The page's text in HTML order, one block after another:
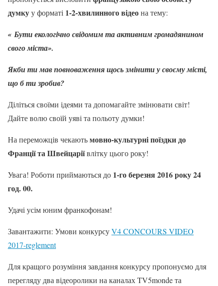
думкуу форматі 1-2-хвилинного відеона тему:
« Бути екологічно свідомим та активним громадянином
свого міста».
Якби ти мав повноваження щось змінити у своєму місті,
що б ти зробив?
Діліться своїми ідеями та допомагайте змінювати світ!
Дайте волю своїй уяві та польоту думки!
На переможців чекаютьмовно-культурні поїздки до
Франції та Швейцаріївлітку цього року!
Увага! Роботи приймаються до 1-гоберезня2016 року24
год. 00.
Удачі усім юним франкофонам!
Завантажити: Умови конкурсуV4 CONCOURS VIDEO
2017-reglement
Для кращого розуміння завдання конкурсу пропонуємо для
перегляду два відеоролики на каналах TV5monde та